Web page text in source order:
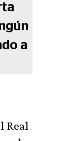
a
Real